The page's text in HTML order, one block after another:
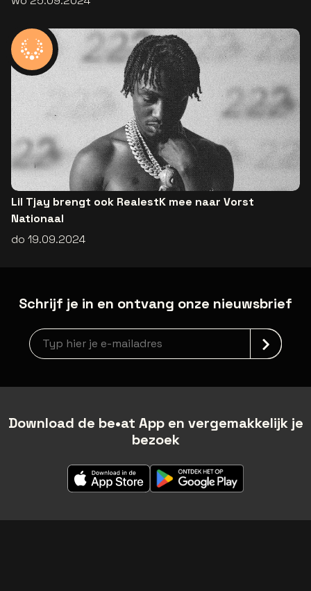
Lil Tjay brengt ook RealestK mee naar Vorst
Nationaal
do 19.09.2024
Schrijf je in en ontvang onze nieuwsbrief
Nieuwsbrief aanmelding
Download de be•at App en vergemakkelijk je
bezoek